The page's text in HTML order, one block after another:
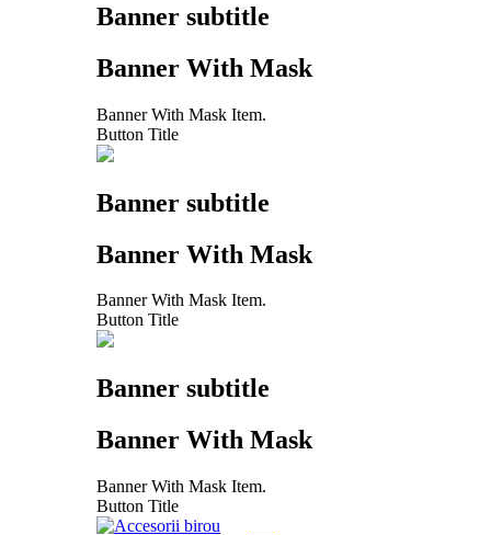
Banner subtitle
Banner With Mask
Banner With Mask Item.
Button Title
Banner subtitle
Banner With Mask
Banner With Mask Item.
Button Title
Banner subtitle
Banner With Mask
Banner With Mask Item.
Button Title